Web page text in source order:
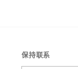
保持联系